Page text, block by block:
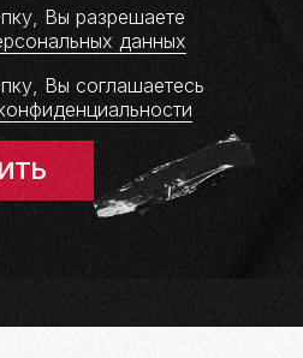
Вы разрешаете
данных
Вы соглашаетесь